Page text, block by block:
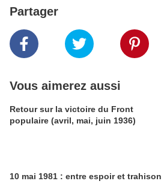
Partager
Vous aimerez aussi
Retour sur la victoire du Front
populaire (avril, mai, juin 1936)
10 mai 1981 : entre espoir et trahison